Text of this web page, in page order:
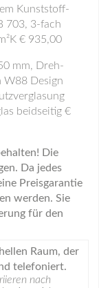
Kunststoff-
703, 3-fach
€ 935,00
mm, Dreh-
W88 Design
beidseitig €
Die
Da jedes
Preisgarantie
werden. Sie
für den
nach